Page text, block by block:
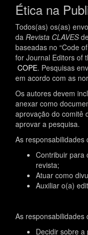
Ética na
Todos(as) os(as)
da Revista CLAVES
baseadas no “Code
for Journal Editors of
COPE. Pesquisas
em acordo com as
Os autores devem
anexar como
aprovação do comitê
aprovar a pesquisa.
As responsabilidades
Contribuir para
revista;
Atuar como
Auxiliar o(a)
As responsabilidades
Decidir sobre